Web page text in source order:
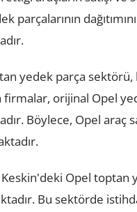
parçalarının
yedek parça sektörü,
orijinal Opel
Böylece, Opel
Keskin'deki Opel
Bu sektörde